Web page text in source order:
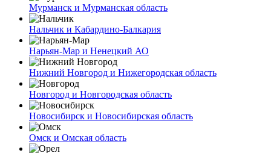
Мурманск и Мурманская область
Нальчик и Кабардино-Балкария
Нарьян-Мар и Ненецкий АО
Нижний Новгород и Нижегородская область
Новгород и Новгородская область
Новосибирск и Новосибирская область
Омск и Омская область